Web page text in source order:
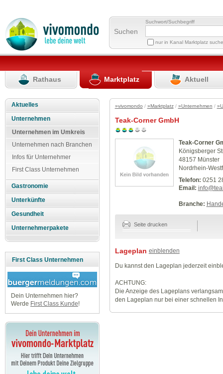
Suchen
Suchwort/Suchbegriff
nur in Kanal Marktplatz
Rathaus Marktplatz Aktuell
Aktuelles
Unternehmen
Unternehmen im Umkreis
Unternehmen nach Branchen
Infos für Unternehmer
First Class Unternehmen
Gastronomie
Unterkünfte
Gesundheit
Unternehmerpakete
First Class Unternehmen
Dein Unternehmen hier?
Werde First Class Kunde!
»vivomondo / »Marktplatz/ »Unternehmen /
Teak-Corner GmbH
Teak-Corner
Königsberger
48157 Münster
Nordrhein-
Telefon: 0251
Email:
Branche:
Seite drucken
Lageplan einblenden
Du kannst den Lageplan jederzeit
ACHTUNG:
Die Anzeige des Lageplans
den Lageplan nur bei einer schnellen